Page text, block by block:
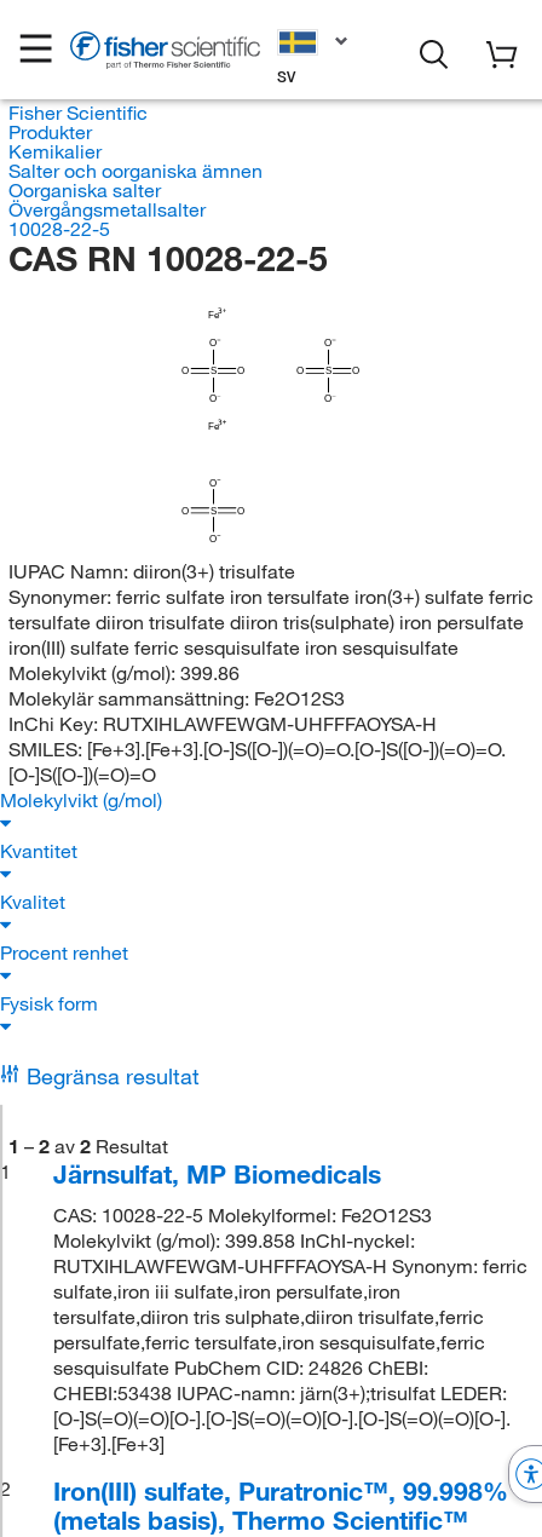
SV
Fisher Scientific
Produkter
Kemikalier
Salter och oorganiska ämnen
Oorganiska salter
Övergångsmetallsalter
10028-22-5
CAS RN 10028-22-5
Fe
Fe
O
S
O
O
O
O
S
O
O
O
O
S
O
O
O
IUPAC Namn: diiron(3+) trisulfate
Synonymer: ferric sulfate iron tersulfate iron(3+) sulfate ferric
tersulfate diiron trisulfate diiron tris(sulphate) iron persulfate
iron(III) sulfate ferric sesquisulfate iron sesquisulfate
Molekylvikt (g/mol): 399.86
Molekylär sammansättning: Fe2O12S3
InChi Key: RUTXIHLAWFEWGM-UHFFFAOYSA-H
SMILES: [Fe+3].[Fe+3].[O-]S([O-])(=O)=O.[O-]S([O-])(=O)=O.
[O-]S([O-])(=O)=O
Molekylvikt (g/mol)
Kvantitet
Kvalitet
Procent renhet
Fysisk form
Begränsa resultat
1 – 2 av 2 Resultat
1
Järnsulfat, MP Biomedicals
CAS: 10028-22-5 Molekylformel: Fe2O12S3
Molekylvikt (g/mol): 399.858 InChI-nyckel:
RUTXIHLAWFEWGM-UHFFFAOYSA-H Synonym: ferric
sulfate,iron iii sulfate,iron persulfate,iron
tersulfate,diiron tris sulphate,diiron trisulfate,ferric
persulfate,ferric tersulfate,iron sesquisulfate,ferric
sesquisulfate PubChem CID: 24826 ChEBI:
CHEBI:53438 IUPAC-namn: järn(3+);trisulfat LEDER:
[O-]S(=O)(=O)[O-].[O-]S(=O)(=O)[O-].[O-]S(=O)(=O)[O-].
[Fe+3].[Fe+3]
2
Iron(III) sulfate, Puratronic™, 99.998%
(metals basis), Thermo Scientific™